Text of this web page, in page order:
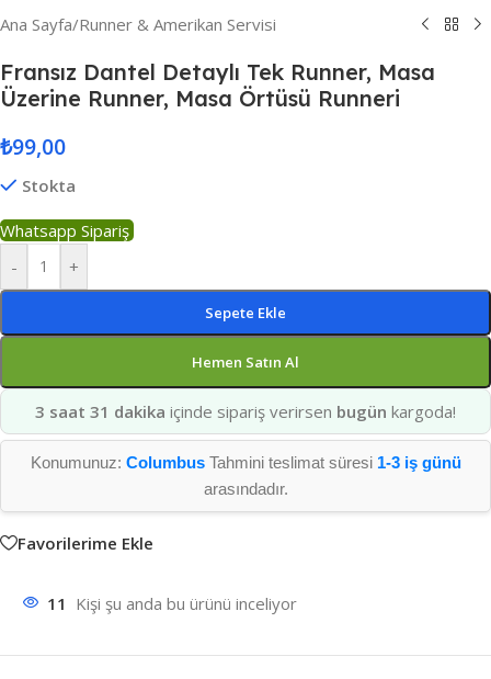
Ana Sayfa/Runner & Amerikan Servisi
Fransız Dantel Detaylı Tek Runner, Masa
Üzerine Runner, Masa Örtüsü Runneri
₺99,00
Stokta
Whatsapp Sipariş
-
+
Sepete Ekle
Hemen Satın Al
3 saat 31 dakika içinde sipariş verirsen bugün kargoda!
Konumunuz: ColumbusTahmini teslimat süresi 1-3 iş günü
arasındadır.
Favorilerime Ekle
11 Kişi şu anda bu ürünü inceliyor